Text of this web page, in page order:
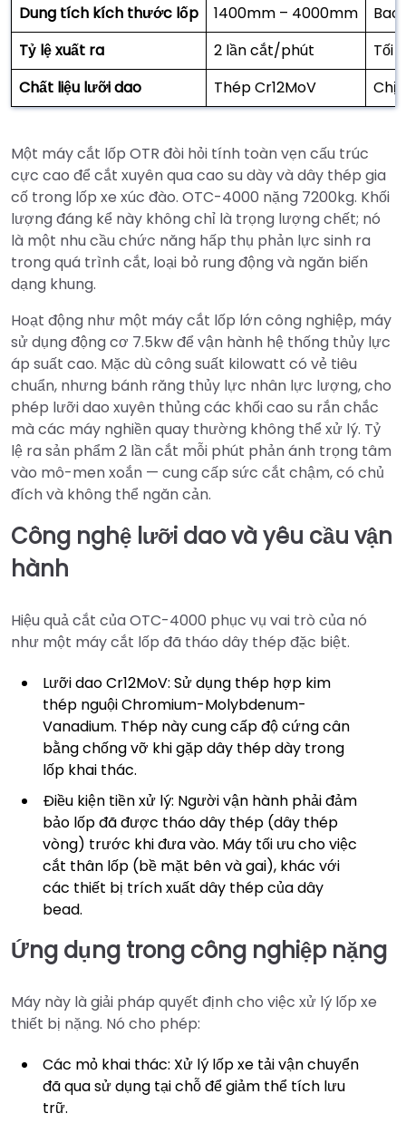
Dung tích kích thước lốp
1400mm – 4000mm
Tỷ lệ xuất ra
2 lần cắt/phút
Tối
Chất liệu lưỡi dao
Thép Cr12MoV
Một máy cắt lốp OTR đòi hỏi tính toàn vẹn cấu trúc
cực cao để cắt xuyên qua cao su dày và dây thép gia
cố trong lốp xe xúc đào. OTC-4000 nặng 7200kg. Khối
lượng đáng kể này không chỉ là trọng lượng chết; nó
là một nhu cầu chức năng hấp thụ phản lực sinh ra
trong quá trình cắt, loại bỏ rung động và ngăn biến
dạng khung.
Hoạt động như một máy cắt lốp lớn công nghiệp, máy
sử dụng động cơ 7.5kw để vận hành hệ thống thủy lực
áp suất cao. Mặc dù công suất kilowatt có vẻ tiêu
chuẩn, nhưng bánh răng thủy lực nhân lực lượng, cho
phép lưỡi dao xuyên thủng các khối cao su rắn chắc
mà các máy nghiền quay thường không thể xử lý. Tỷ
lệ ra sản phẩm 2 lần cắt mỗi phút phản ánh trọng tâm
vào mô-men xoắn — cung cấp sức cắt chậm, có chủ
đích và không thể ngăn cản.
Công nghệ lưỡi dao và yêu cầu vận
hành
Hiệu quả cắt của OTC-4000 phục vụ vai trò của nó
như một máy cắt lốp đã tháo dây thép đặc biệt.
Lưỡi dao Cr12MoV: Sử dụng thép hợp kim
thép nguội Chromium-Molybdenum-
Vanadium. Thép này cung cấp độ cứng cân
bằng chống vỡ khi gặp dây thép dày trong
lốp khai thác.
Điều kiện tiền xử lý: Người vận hành phải đảm
bảo lốp đã được tháo dây thép (dây thép
vòng) trước khi đưa vào. Máy tối ưu cho việc
cắt thân lốp (bề mặt bên và gai), khác với
các thiết bị trích xuất dây thép của dây
bead.
Ứng dụng trong công nghiệp nặng
Máy này là giải pháp quyết định cho việc xử lý lốp xe
thiết bị nặng. Nó cho phép:
Các mỏ khai thác: Xử lý lốp xe tải vận chuyển
đã qua sử dụng tại chỗ để giảm thể tích lưu
trữ.